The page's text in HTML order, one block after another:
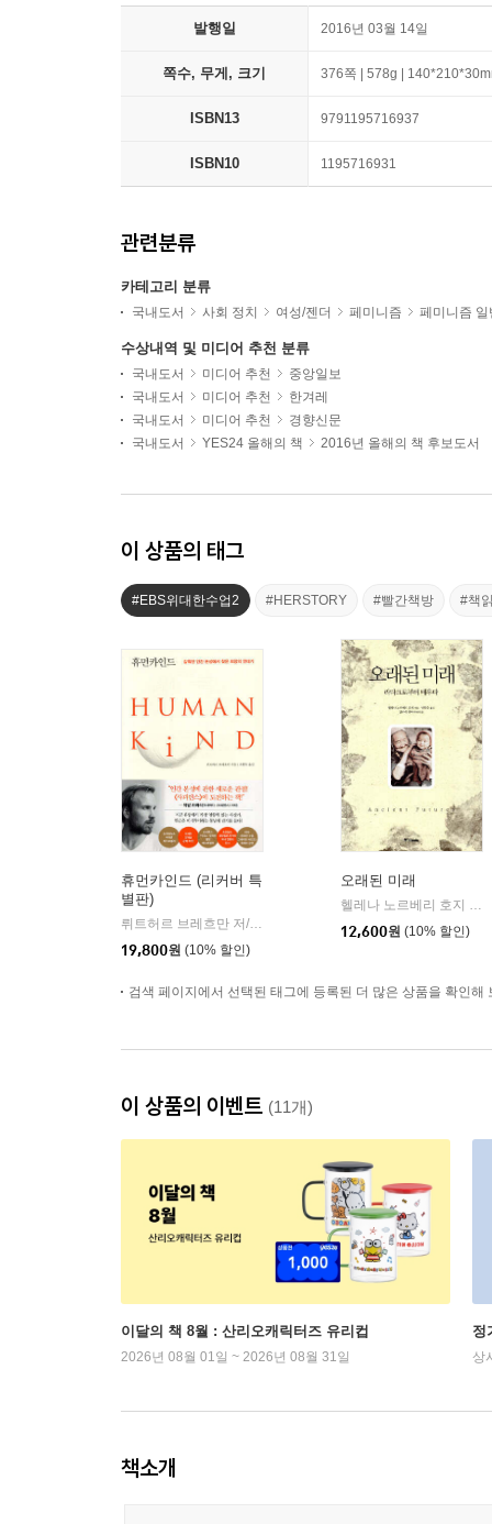
발행일 2016년 03월 14일
쪽수, 무게, 크기 376쪽 | 578g |
ISBN13 9791195716937
ISBN10 1195716931
관련분류
카테고리 분류
국내도서 사회 정치 여성/젠더 페미니즘 페미니즘 일
수상내역 및 미디어 추천 분류
국내도서 미디어 추천
중앙일보
국내도서
미디어 추천
한겨레
국내도서
미디어 추천
경향신문
국내도서
YES24 올해의 책 2016년 올해의 책 후보도서
이 상품의 태그
#EBS위대한수업2 #HERSTORY #빨간책방 #책
휴먼카인드 (리커버 특
별판)
뤼트허르 브레흐만 저/조현욱 역
인플루엔셜
19,800원 (10% 할인)
오래된 미래
헬레나 노르베리 호지 저/양희승 역
12,600원 (10% 할인)
검색 페이지에서 선택된 태그에 등록된 더 많은 상품을 확인해
이 상품의 이벤트 (11개)
이달의 책 8월 : 산리오캐릭터즈 유리컵
2026년 08월 01일 ~ 2026년 08월 31일
정
상
책소개